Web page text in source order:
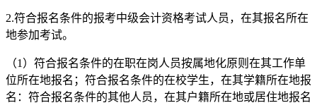
2.符合报名条件的报考中级会计资格考试人员，在其报名所在
地参加考试。
（1）符合报名条件的在职在岗人员按属地化原则在其工作单
位所在地报名；符合报名条件的在校学生，在其学籍所在地报
名：符合报名条件的其他人员，在其户籍所在地或居住地报名